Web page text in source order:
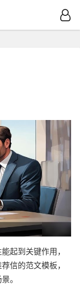
起到关键作用，
信的范文模板，
。